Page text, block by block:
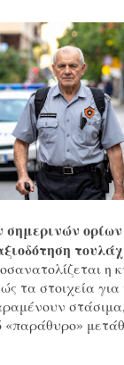
η
τα στοιχεία
«παράθυρο»